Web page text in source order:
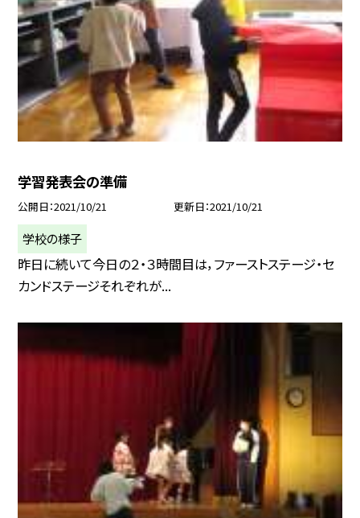
学習発表会の準備
公開日 2021/10/21 更新日 2021/10/21
学校の様子
昨日に続いて今日の２・３時間目は，ファーストステージ・セ
カンドステージそれぞれが...